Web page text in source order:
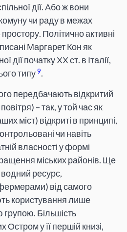
дії. Або ж вони
чи раду в межах
Політично активні
Маргарет Кон як
дії початку ХХ ст. в Італії,
типу9.
передбачають відкритий
– так, у той час як
міст) відкриті в принципі,
чи навіть
власності у формі
міських районів. Ще
водний ресурс,
від самого
користування лише
Більшість
Остром у її першій книзі,